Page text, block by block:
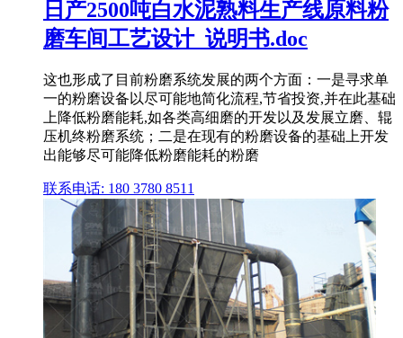
日产2500吨白水泥熟料生产线原料粉
磨车间工艺设计_说明书.doc
这也形成了目前粉磨系统发展的两个方面：一是寻求单
一的粉磨设备以尽可能地简化流程,节省投资,并在此基础
上降低粉磨能耗,如各类高细磨的开发以及发展立磨、辊
压机终粉磨系统；二是在现有的粉磨设备的基础上开发
出能够尽可能降低粉磨能耗的粉磨
联系电话: 180 3780 8511